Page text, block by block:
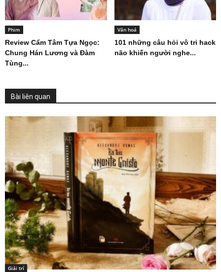
Phim
Review Cẩm Tâm Tựa Ngọc:
Chung Hán Lương và Đàm
Tùng...
Văn hoá
101 những câu hỏi vô tri hack
não khiến người nghe...
Bài liên quan
Giải trí